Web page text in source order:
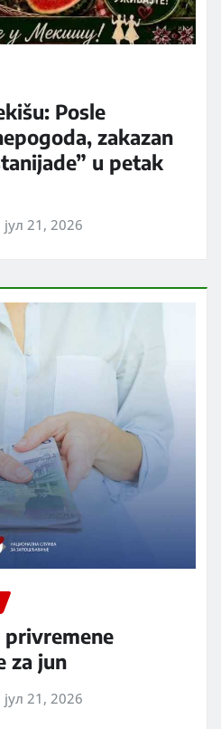
Posle
zakazan
u petak
јул 21, 2026
za jun
јул 21, 2026